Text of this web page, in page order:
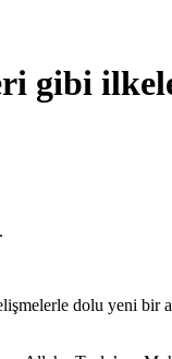
gibi
dolu yeni bir